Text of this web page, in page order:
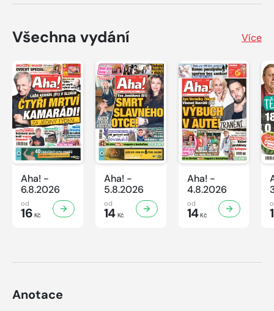
Všechna vydání Více
Aha! -
6.8.2026
od
16 Kč
Aha! -
5.8.2026
od
14Kč
Aha! -
4.8.2026
od
14Kč
Anotace